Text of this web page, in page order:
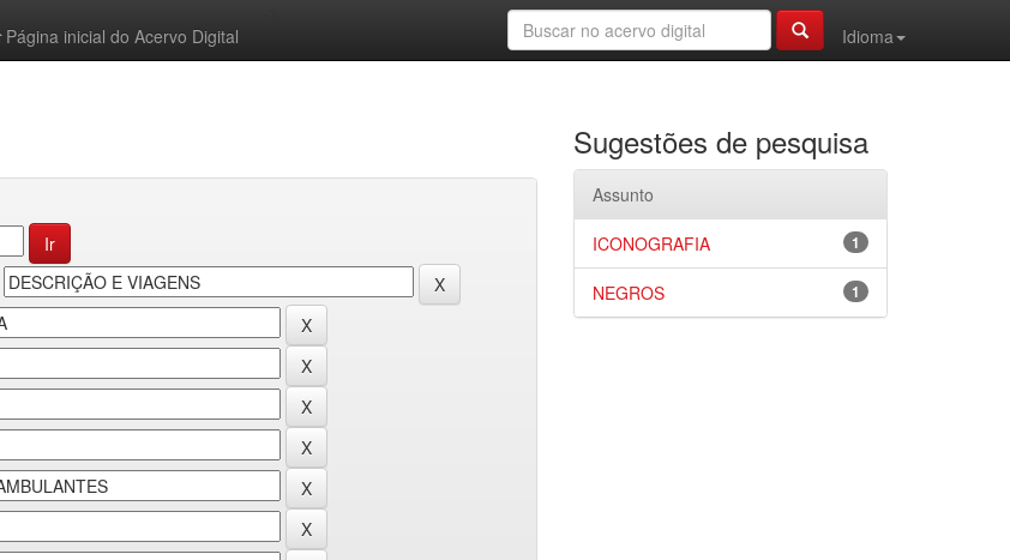
Página inicial do Acervo Digital
Idioma
Sugestões de pesquisa
Assunto
1
ICONOGRAFIA
1
NEGROS